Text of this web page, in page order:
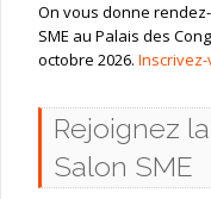
On vous donne
SME au Palais des
octobre 2026.
Rejoignez
Salon SME